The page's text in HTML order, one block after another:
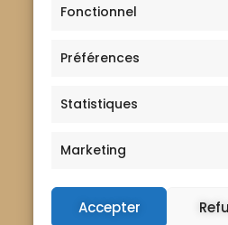
Fonctionnel
Préférences
Statistiques
Marketing
Accepter